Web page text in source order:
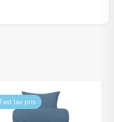
Fast lav pris